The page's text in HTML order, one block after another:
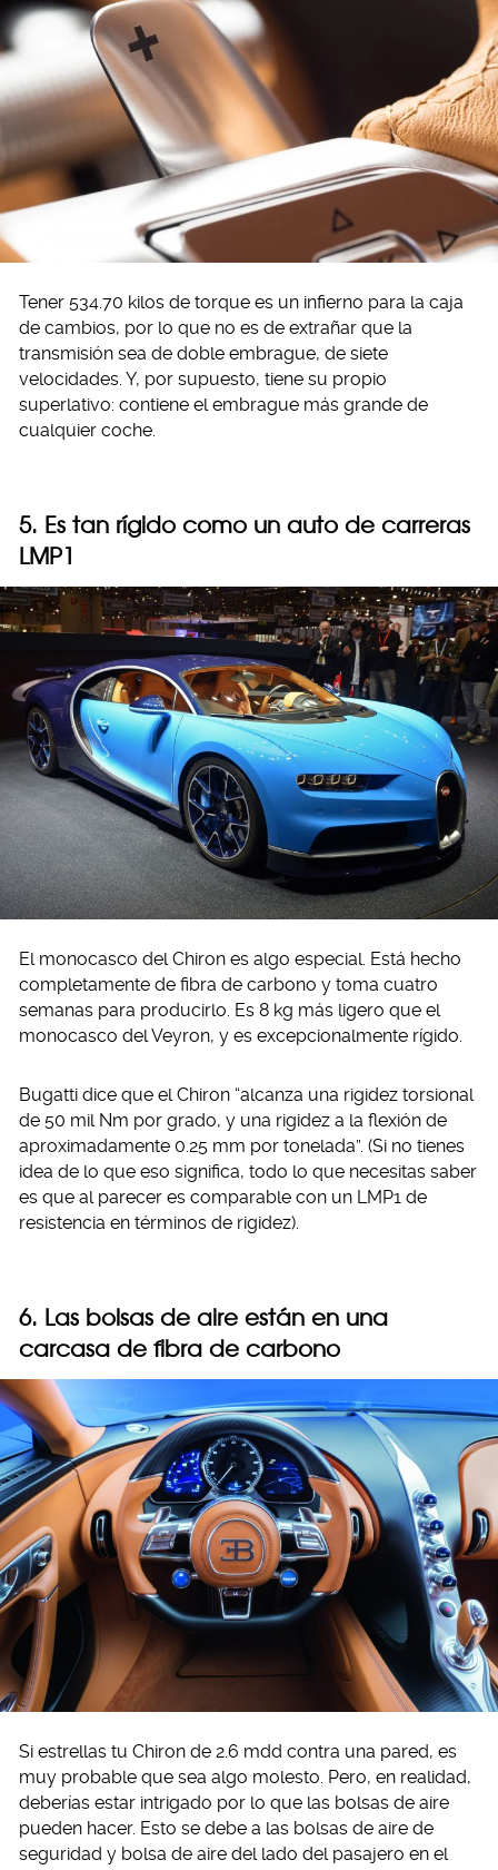
Tener 534.70 kilos de torque es un infierno para la caja
de cambios, por lo que no es de extrañar que la
transmisión sea de doble embrague, de siete
velocidades. Y, por supuesto, tiene su propio
superlativo: contiene el embrague más grande de
cualquier coche.
5. Es tan rígido como un auto de carreras
LMP1
El monocasco del Chiron es algo especial. Está hecho
completamente de fibra de carbono y toma cuatro
semanas para producirlo. Es 8 kg más ligero que el
monocasco del Veyron, y es excepcionalmente rígido.
Bugatti dice que el Chiron “alcanza una rigidez torsional
de 50 mil Nm por grado, y una rigidez a la flexión de
aproximadamente 0.25 mm por tonelada”. (Si no tienes
idea de lo que eso significa, todo lo que necesitas saber
es que al parecer es comparable con un LMP1 de
resistencia en términos de rigidez).
6. Las bolsas de aire están en una
carcasa de fibra de carbono
Si estrellas tu Chiron de 2.6 mdd contra una pared, es
muy probable que sea algo molesto. Pero, en realidad,
deberías estar intrigado por lo que las bolsas de aire
pueden hacer. Esto se debe a las bolsas de aire de
seguridad y bolsa de aire del lado del pasajero en el